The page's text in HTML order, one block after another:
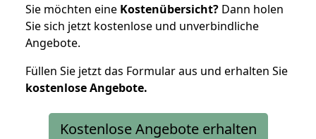
Sie möchten eine Kostenübersicht? Dann holen
Sie sich jetzt kostenlose und unverbindliche
Angebote.
Füllen Sie jetzt das Formular aus und erhalten Sie
kostenloseAngebote.
Kostenlose Angebote erhalten